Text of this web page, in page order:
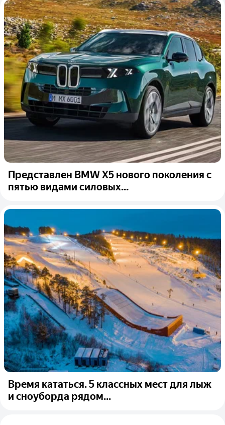
Представлен BMW X5 нового поколения с
пятью видами силовых...
Время кататься. 5 классных мест для лыж
и сноуборда рядом...